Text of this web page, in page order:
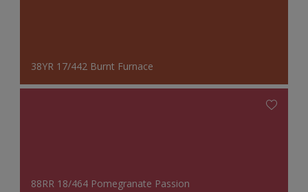
38YR 17/442 Burnt Furnace
88RR 18/464 Pomegranate Passion